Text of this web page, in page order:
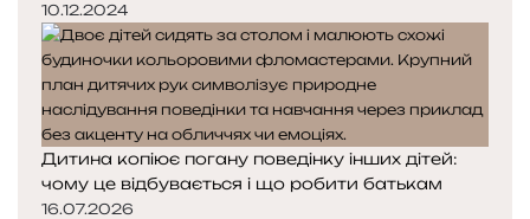
10.12.2024
Дитина копіює погану поведінку інших дітей:
чому це відбувається і що робити батькам
16.07.2026